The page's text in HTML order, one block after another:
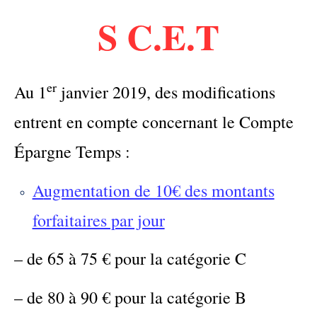
S C.E.T
Au 1er janvier 2019, des modifications
entrent en compte concernant le Compte
Épargne Temps :
Augmentation de 10€ desmontants
forfaitaires par jour
– de 65 à 75 € pour la catégorie C
– de 80 à 90 € pour la catégorie B